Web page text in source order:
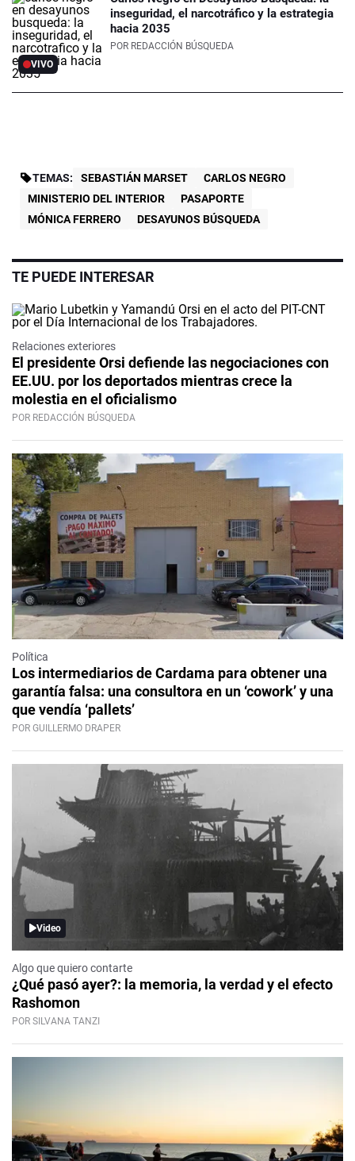
VIVO
inseguridad, el narcotráfico y la estrategia
hacia 2035
POR REDACCIÓN BÚSQUEDA
TEMAS: SEBASTIÁN MARSET
CARLOS NEGRO
MINISTERIO DEL INTERIOR
PASAPORTE
MÓNICA FERRERO
DESAYUNOS BÚSQUEDA
TE PUEDE INTERESAR
Relaciones exteriores
El presidente Orsi defiende las negociaciones con
EE.UU. por los deportados mientras crece la
molestia en el oficialismo
POR REDACCIÓN BÚSQUEDA
Política
Los intermediarios de Cardama para obtener una
garantía falsa: una consultora en un ‘cowork’ y una
que vendía ‘pallets’
POR GUILLERMO DRAPER
Video
Algo que quiero contarte
¿Qué pasó ayer?: la memoria, la verdad y el efecto
Rashomon
POR SILVANA TANZI